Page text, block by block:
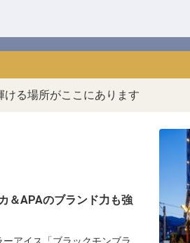
る場所がここにあります
＆APAのブランド力も強